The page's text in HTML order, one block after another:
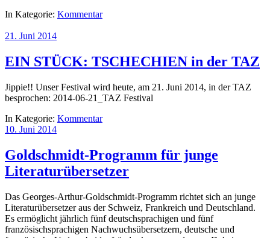
In Kategorie: Kommentar
21. Juni 2014
EIN STÜCK: TSCHECHIEN in der TAZ
Jippie!! Unser Festival wird heute, am 21. Juni 2014, in der TAZ
besprochen: 2014-06-21_TAZ Festival
In Kategorie: Kommentar
10. Juni 2014
Goldschmidt-Programm für junge
Literaturübersetzer
Das Georges-Arthur-Goldschmidt-Programm richtet sich an junge
Literaturübersetzer aus der Schweiz, Frankreich und Deutschland.
Es ermöglicht jährlich fünf deutschsprachigen und fünf
französischsprachigen Nachwuchsübersetzern, deutsche und